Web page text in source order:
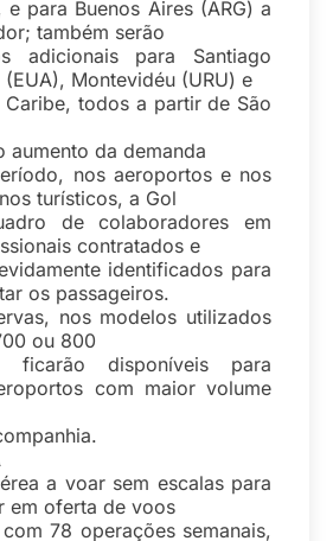
para Buenos Aires (ARG) a
também serão
adicionais para Santiago
Montevidéu (URU) e
Caribe, todos a partir de São
aumento da demanda
nos aeroportos e nos
turísticos, a Gol
de colaboradores em
contratados e
identificados para
os passageiros.
nos modelos utilizados
ou 800
ficarão disponíveis para
com maior volume
a voar sem escalas para
em oferta de voos
78 operações semanais,